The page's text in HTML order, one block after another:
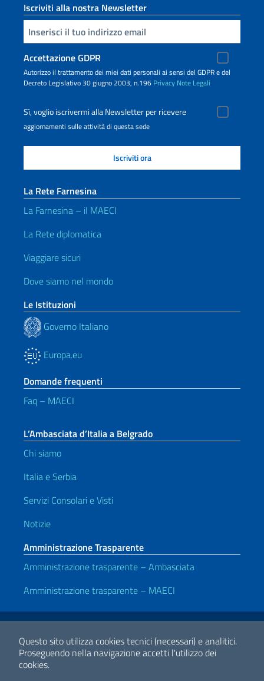
Questo sito utilizza cookies tecnici (necessari) e analitici.
Proseguendo nella navigazione accetti l'utilizzo dei
cookies.
Iscriviti alla nostra Newsletter
Inserisci la tua email
Accettazione GDPR
Autorizzo il trattamento dei miei dati personali ai sensi del GDPR e del
Decreto Legislativo 30 giugno 2003, n.196 Privacy Note Legali
Sì, voglio iscrivermi alla Newsletter per ricevere
aggiornamenti sulle attività di questa sede
La Rete Farnesina
La Farnesina – il MAECI
La Rete diplomatica
Viaggiare sicuri
Dove siamo nel mondo
Le Istituzioni
Governo Italiano
Europa.eu
Domande frequenti
Faq – MAECI
L’Ambasciata d’Italia a Belgrado
Chi siamo
Italia e Serbia
Servizi Consolari e Visti
Notizie
Amministrazione Trasparente
Amministrazione trasparente – Ambasciata
Amministrazione trasparente – MAECI
Link Utili